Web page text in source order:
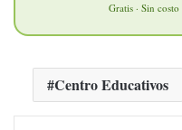
Gratis · Sin
Centro Educativos